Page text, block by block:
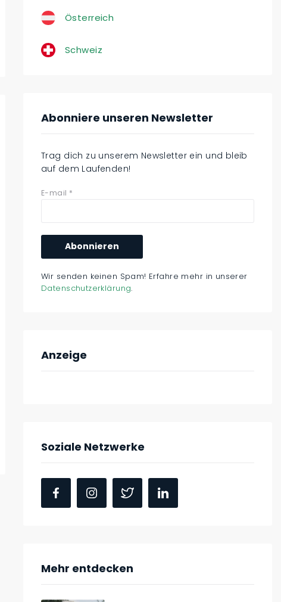
Österreich
Schweiz
Abonniere unseren Newsletter
Trag dich zu unserem Newsletter ein und bleib
auf dem Laufenden!
E-mail *
Wir senden keinen Spam! Erfahre mehr in unserer
Datenschutzerklärung.
Anzeige
Soziale Netzwerke
Mehr entdecken